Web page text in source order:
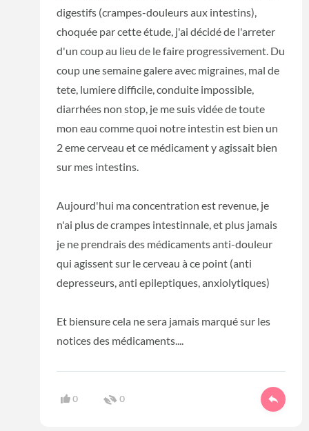
digestifs (crampes-douleurs aux intestins),
choquée par cette étude, j'ai décidé de l'arreter
d'un coup au lieu de le faire progressivement. Du
coup une semaine galere avec migraines, mal de
tete, lumiere difficile, conduite impossible,
diarrhées non stop, je me suis vidée de toute
mon eau comme quoi notre intestin est bien un
2 eme cerveau et ce médicament y agissait bien
sur mes intestins.
Aujourd'hui ma concentration est revenue, je
n'ai plus de crampes intestinnale, et plus jamais
je ne prendrais des médicaments anti-douleur
qui agissent sur le cerveau à ce point (anti
depresseurs, anti epileptiques, anxiolytiques)
Et biensure cela ne sera jamais marqué sur les
notices des médicaments....
0 0